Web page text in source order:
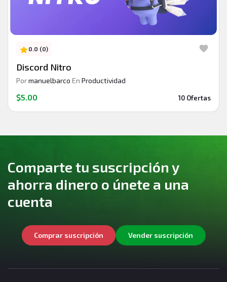
0.0 (0)
Discord Nitro
Pormanuelbarco En Productividad
$5.00 10 Ofertas
Comparte tu suscripción y
ahorra dinero o únete a una
cuenta
Comprar suscripción Vender suscripción